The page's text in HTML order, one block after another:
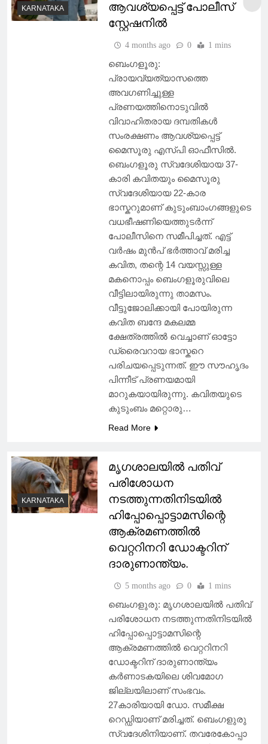
KARNATAKA
ആവശ്യപ്പെട്ട് പോലീസ്
സ്റ്റേഷനിൽ
4 months ago 0 1 mins
ബെം​ഗളൂരു:
പ്രായവ്യത്യാസത്തെ
അവഗണിച്ചുള്ള
പ്രണയത്തിനൊടുവിൽ
വിവാഹിതരായ ദമ്പതികൾ
സംരക്ഷണം ആവശ്യപ്പെട്ട്
മൈസൂരു എസ്പി ഓഫീസിൽ.
ബെംഗളൂരു സ്വദേശിയായ 37-
കാരി കവിതയും മൈസൂരു
സ്വദേശിയായ 22-കാര
ഭാസ്കറുമാണ് കുടുംബാംഗങ്ങളുടെ
വധഭീഷണിയെത്തുടർന്ന്
പോലീസിനെ സമീപിച്ചത്. എട്ട്
വർഷം മുൻപ് ഭർത്താവ് മരിച്ച
കവിത, തന്റെ 14 വയസ്സുള്ള
മകനൊപ്പം ബെംഗളൂരുവിലെ
വീട്ടിലായിരുന്നു താമസം.
വീട്ടുജോലിക്കായി പോയിരുന്ന
കവിത ബന്ദേ മകലമ്മ
ക്ഷേത്രത്തിൽ വെച്ചാണ് ഓട്ടോ
ഡ്രൈവറായ ഭാസ്കറെ
പരിചയപ്പെടുന്നത്. ഈ സൗഹൃദം
പിന്നീട് പ്രണയമായി
മാറുകയായിരുന്നു. കവിതയുടെ
കുടുംബം മറ്റൊരു…
Read More
KARNATAKA
മൃഗശാലയില്‍ പതിവ്
പരിശോധന
നടത്തുന്നതിനിടയില്‍
ഹിപ്പോപ്പൊട്ടാമസിന്റെ
ആക്രമണത്തില്‍
വെറ്ററിനറി ഡോക്ടറിന്
ദാരുണാന്ത്യം.
5 months ago 0 1 mins
ബെംഗളുരു: മൃഗശാലയില്‍ പതിവ്
പരിശോധന നടത്തുന്നതിനിടയില്‍
ഹിപ്പോപ്പൊട്ടാമസിന്റെ
ആക്രമണത്തില്‍ വെറ്ററിനറി
ഡോക്ടറിന് ദാരുണാന്ത്യം
കര്‍ണാടകയിലെ ശിവമോഗ
ജില്ലയിലാണ് സംഭവം.
27കാരിയായി ഡോ. സമീക്ഷ
റെഡ്ഡിയാണ് മരിച്ചത്. ബെംഗളുരു
സ്വദേശിനിയാണ്. തവരേകോപ്പാ